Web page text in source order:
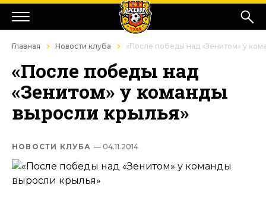
Главная Новости клуба «После победы над «Зенитом» у
«После победы над
«Зенитом» у команды
выросли крылья»
НОВОСТИ КЛУБА — 04.11.2014